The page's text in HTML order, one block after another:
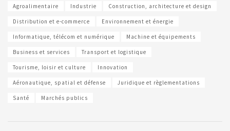
Agroalimentaire Industrie Construction, architecture et design
Distribution et e-commerce Environnement et énergie
Informatique, télécom et numérique Machine et équipements
Business et services Transport et logistique
Tourisme, loisir et culture Innovation
Aéronautique, spatial et défense Juridique et règlementations
Santé Marchés publics